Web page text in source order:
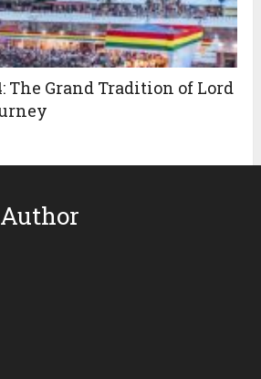
The Grand Tradition of Lord